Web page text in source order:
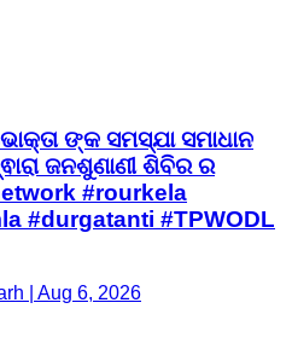
ଙ୍କ ସମସ୍ଯା ସମାଧାନ
ଜନଶୁଣାଣୀ ଶିବିର ର
#rourkela
#durgatanti #TPWODL
| Aug 6, 2026